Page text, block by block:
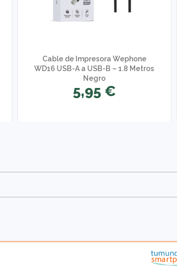
Cable de Impresora Wephone
WD16 USB-A a USB-B – 1.8 Metros
Negro
5,95 €